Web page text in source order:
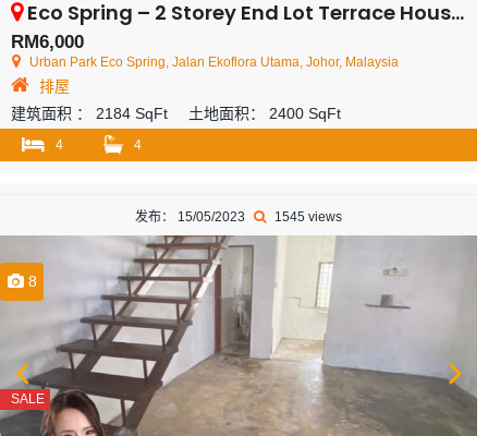
Eco Spring – 2 Storey End Lot Terrace House – FOR RENT
RM6,000
Urban Park Eco Spring, Jalan Ekoflora Utama, Johor, Malaysia
排屋
建筑面积 ： 2184 SqFt 土地面积： 2400 SqFt
4 4
发布： 15/05/2023 1545 views
8
SALE